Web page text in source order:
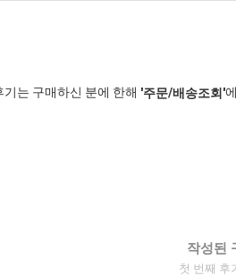
는 구매하신 분에 한해 '주문/배송조회'
작성된
첫 번째 후